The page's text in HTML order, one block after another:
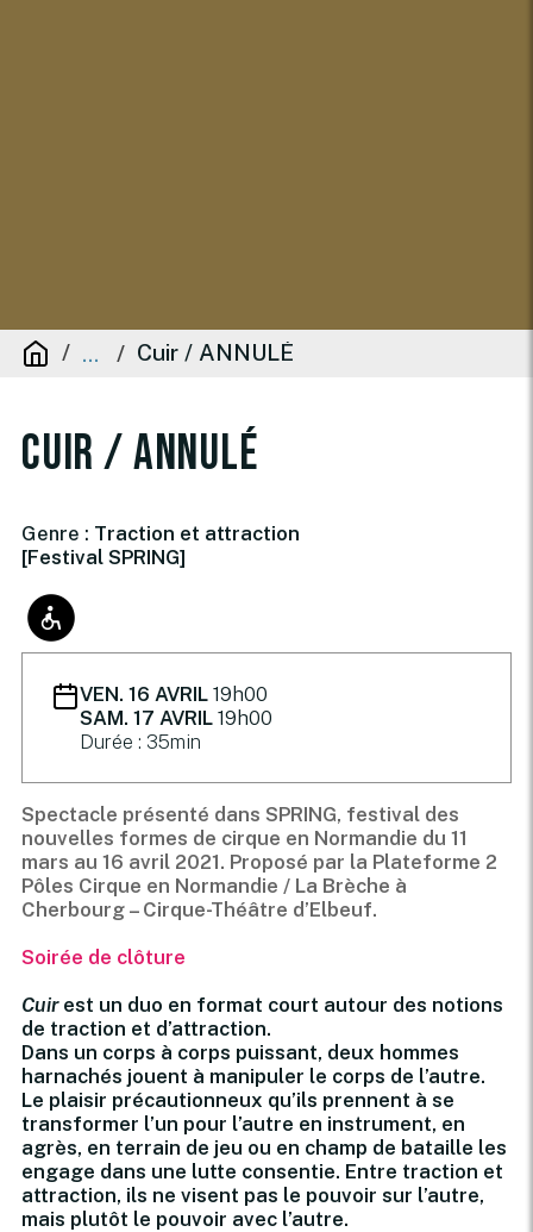
... Cuir / ANNULÉ
Cuir / ANNULÉ
Genre : Traction et attraction
[Festival SPRING]
VEN. 16 AVRIL 19h00
SAM. 17 AVRIL 19h00
Durée : 35min
Spectacle présenté dans SPRING, festival des
nouvelles formes de cirque en Normandie du 11
mars au 16 avril 2021. Proposé par la Plateforme 2
Pôles Cirque en Normandie / La Brèche à
Cherbourg – Cirque-Théâtre d’Elbeuf.
Soirée de clôture
Cuir est un duo en format court autour des notions
de traction et d’attraction.
Dans un corps à corps puissant, deux hommes
harnachés jouent à manipuler le corps de l’autre.
Le plaisir précautionneux qu’ils prennent à se
transformer l’un pour l’autre en instrument, en
agrès, en terrain de jeu ou en champ de bataille les
engage dans une lutte consentie. Entre traction et
attraction, ils ne visent pas le pouvoir sur l’autre,
mais plutôt le pouvoir avec l’autre.